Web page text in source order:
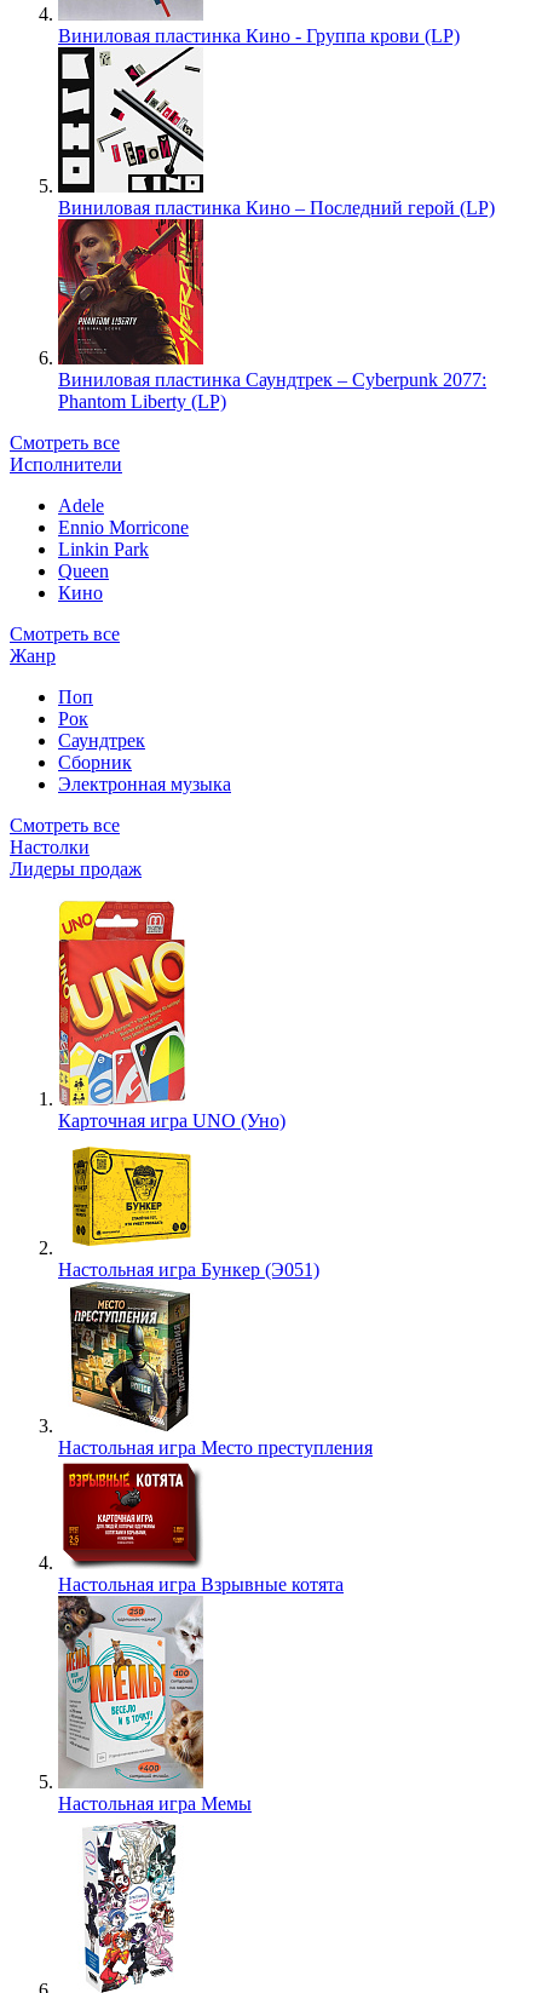
Виниловая пластинка Кино - Группа крови (LP)
Виниловая пластинка Кино – Последний герой (LP)
Виниловая пластинка Саундтрек – Cyberpunk 2077:
Phantom Liberty (LP)
Смотреть все
Исполнители
Adele
Ennio Morricone
Linkin Park
Queen
Кино
Смотреть все
Жанр
Поп
Рок
Саундтрек
Сборник
Электронная музыка
Смотреть все
Настолки
Лидеры продаж
Карточная игра UNO (Уно)
Настольная игра Бункер (Э051)
Настольная игра Место преступления
Настольная игра Взрывные котята
Настольная игра Мемы